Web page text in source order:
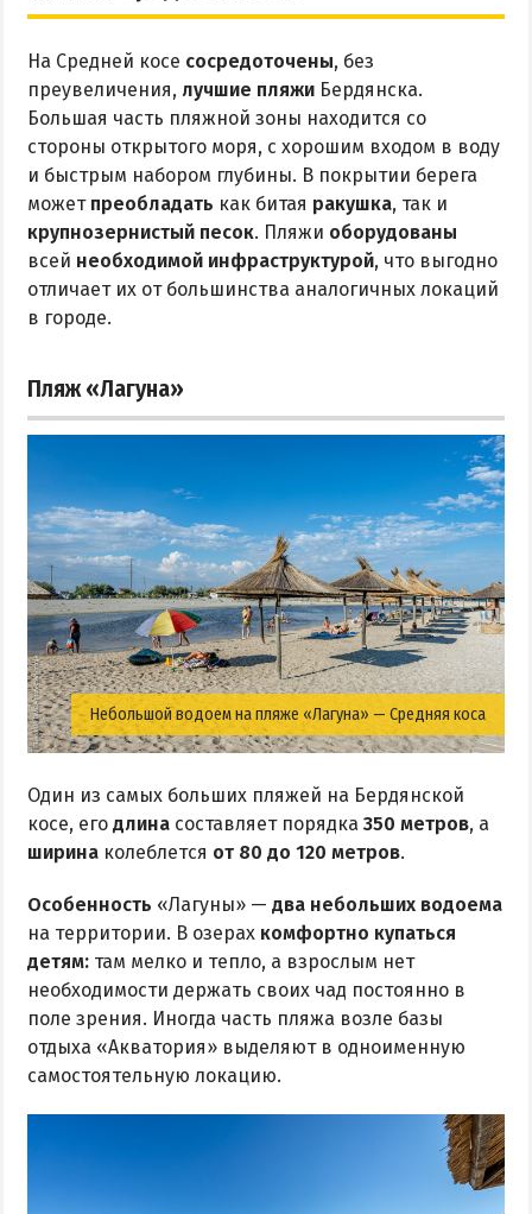
На Средней косе сосредоточены, без
преувеличения, лучшие пляжи Бердянска.
Большая часть пляжной зоны находится со
стороны открытого моря, с хорошим входом в воду
и быстрым набором глубины. В покрытии берега
может преобладать как битая ракушка, так и
крупнозернистый песок. Пляжи оборудованы
всей необходимой инфраструктурой, что выгодно
отличает их от большинства аналогичных локаций
в городе.
Пляж «Лагуна»
Небольшой водоем на пляже «Лагуна» — Средняя коса
Один из самых больших пляжей на Бердянской
косе, его длина составляет порядка 350 метров, а
ширина колеблется от 80 до 120 метров.
Особенность «Лагуны» — два небольших водоема
на территории. В озерах комфортно купаться
детям: там мелко и тепло, а взрослым нет
необходимости держать своих чад постоянно в
поле зрения. Иногда часть пляжа возле базы
отдыха «Акватория» выделяют в одноименную
самостоятельную локацию.